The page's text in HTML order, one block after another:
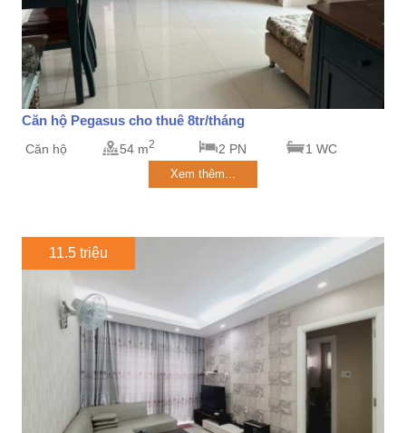
Căn hộ Pegasus cho thuê 8tr/tháng
Căn hộ 54 m2 2 PN 1 WC
Xem thêm...
11.5 triệu